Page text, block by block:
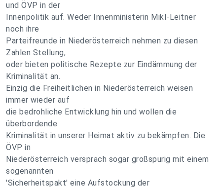
und ÖVP in der
Innenpolitik auf. Weder Innenministerin Mikl-Leitner
noch ihre
Parteifreunde in Niederösterreich nehmen zu diesen
Zahlen Stellung,
oder bieten politische Rezepte zur Eindämmung der
Kriminalität an.
Einzig die Freiheitlichen in Niederösterreich weisen
immer wieder auf
die bedrohliche Entwicklung hin und wollen die
überbordende
Kriminalität in unserer Heimat aktiv zu bekämpfen. Die
ÖVP in
Niederösterreich versprach sogar großspurig mit einem
sogenannten
'Sicherheitspakt' eine Aufstockung der